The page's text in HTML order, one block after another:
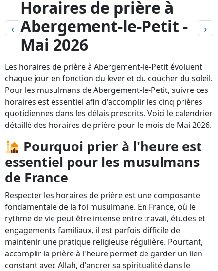
‹
Horaires de prière à
Abergement-le-Petit -
Mai 2026
›
Les horaires de prière à Abergement-le-Petit évoluent
chaque jour en fonction du lever et du coucher du soleil.
Pour les musulmans de Abergement-le-Petit, suivre ces
horaires est essentiel afin d'accomplir les cinq prières
quotidiennes dans les délais prescrits. Voici le calendrier
détaillé des horaires de prière pour le mois de Mai 2026.
Pourquoi prier à l'heure est
essentiel pour les musulmans
de France
Respecter les horaires de prière est une composante
fondamentale de la foi musulmane. En France, où le
rythme de vie peut être intense entre travail, études et
engagements familiaux, il est parfois difficile de
maintenir une pratique religieuse régulière. Pourtant,
accomplir la prière à l'heure permet de garder un lien
constant avec Allah, d'ancrer sa spiritualité dans le